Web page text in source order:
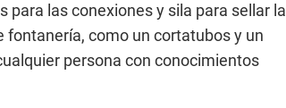
las conexiones y sila para sellar la
como un cortatubos y un
persona con conocimientos